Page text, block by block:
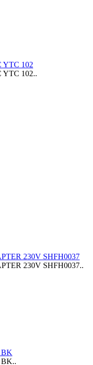
YTC 102
102..
230V SHFH0037
230V SHFH0037..
BK